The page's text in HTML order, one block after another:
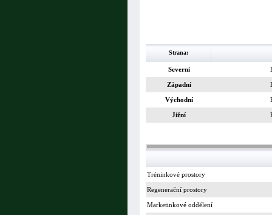
Strana:
Severní
Západní
Východní
Jižní
Tréninkové prostory
Regenerační prostory
Marketinkové oddělení